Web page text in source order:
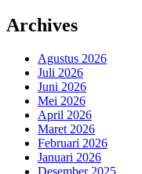
Archives
Agustus 2026
Juli 2026
Juni 2026
Mei 2026
April 2026
Maret 2026
Februari 2026
Januari 2026